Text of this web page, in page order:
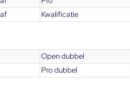
Kwalificatie
Open dubbel
Pro dubbel